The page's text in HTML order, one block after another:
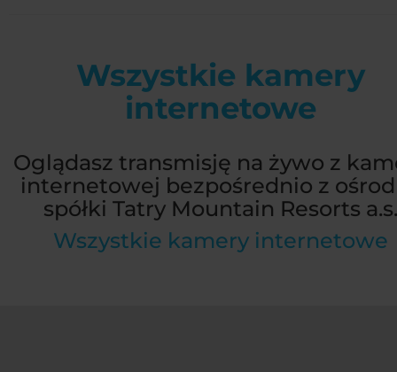
Wszystkie kamery
internetowe
Oglądasz transmisję na żywo z
internetowej bezpośrednio z
spółki Tatry Mountain Resorts a.s.
Wszystkie kamery internetowe